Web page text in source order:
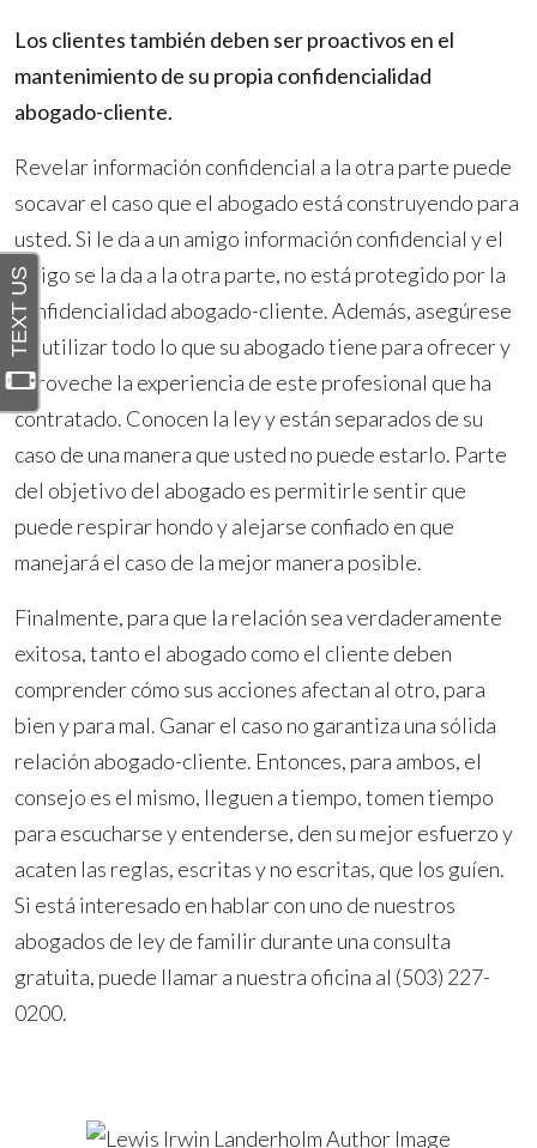
Los clientes también deben ser proactivos en el
mantenimiento de su propia confidencialidad
abogado-cliente.
Revelar información confidencial a la otra parte puede
socavar el caso que el abogado está construyendo para
usted. Si le da a un amigo información confidencial y el
amigo se la da a la otra parte, no está protegido por la
confidencialidad abogado-cliente. Además, asegúrese
de utilizar todo lo que su abogado tiene para ofrecer y
aproveche la experiencia de este profesional que ha
contratado. Conocen la ley y están separados de su
caso de una manera que usted no puede estarlo. Parte
del objetivo del abogado es permitirle sentir que
puede respirar hondo y alejarse confiado en que
manejará el caso de la mejor manera posible.
Finalmente, para que la relación sea verdaderamente
exitosa, tanto el abogado como el cliente deben
comprender cómo sus acciones afectan al otro, para
bien y para mal. Ganar el caso no garantiza una sólida
relación abogado-cliente. Entonces, para ambos, el
consejo es el mismo, lleguen a tiempo, tomen tiempo
para escucharse y entenderse, den su mejor esfuerzo y
acaten las reglas, escritas y no escritas, que los guíen.
Si está interesado en hablar con uno de nuestros
abogados de ley de familir durante una consulta
gratuita, puede llamar a nuestra oficina al (503) 227-
0200.